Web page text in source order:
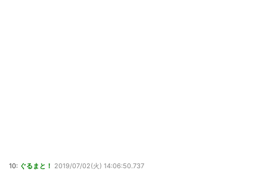
10: ぐるまと！ 2019/07/02(火) 14:06:50.737